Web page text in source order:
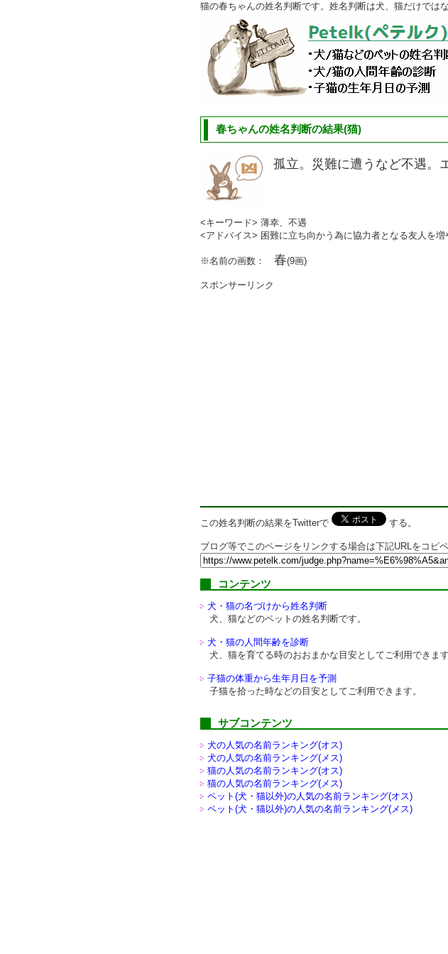
猫の春ちゃんの姓名判断です。姓名判断は犬、猫だけでは
春ちゃんの姓名判断の結果(猫)
孤立。災難に遭うなど不遇。
<キーワード> 薄幸、不遇
<アドバイス> 困難に立ち向かう為に協力者となる友人を増
※名前の画数： 春(9画)
スポンサーリンク
この姓名判断の結果をTwitterで する。
ブログ等でこのページをリンクする場合は下記URLをコピペ
コンテンツ
犬・猫の名づけから姓名判断
犬、猫などのペットの姓名判断です。
犬・猫の人間年齢を診断
犬、猫を育てる時のおおまかな目安としてご利用できます
子猫の体重から生年月日を予測
子猫を拾った時などの目安としてご利用できます。
サブコンテンツ
犬の人気の名前ランキング(オス)
犬の人気の名前ランキング(メス)
猫の人気の名前ランキング(オス)
猫の人気の名前ランキング(メス)
ペット(犬・猫以外)の人気の名前ランキング(オス)
ペット(犬・猫以外)の人気の名前ランキング(メス)